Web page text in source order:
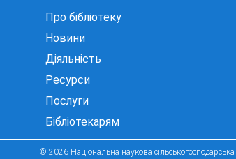
Про бібліотеку
Новини
Діяльність
Ресурси
Послуги
Бібліотекарям
© 2026 Національна наукова